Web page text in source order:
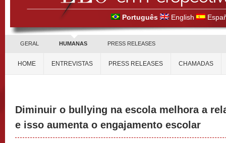
Português English
GERAL HUMANAS PRESS RELEASES
HOME ENTREVISTAS PRESS RELEASES CHAMADAS
Diminuir o bullying na escola melhora a
e isso aumenta o engajamento escolar